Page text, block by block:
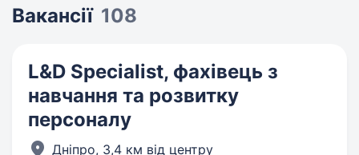
Вакансії 108
L&D Specialist, фахівець з
навчання та розвитку
персоналу
Дніпро, 3,4 км від центру